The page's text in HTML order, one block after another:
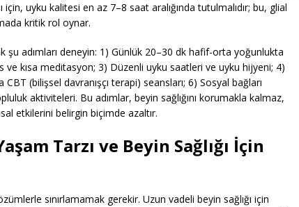
uyku kalitesi en az 7–8 saat aralığında tutulmalıdır; bu, glial
kritik rol oynar.
şu adımları deneyin: 1) Günlük 20–30 dk hafif-orta yoğunlukta
kısa meditasyon; 3) Düzenli uyku saatleri ve uyku hijyeni; 4)
(bilişsel davranışçı terapi) seansları; 6) Sosyal bağları
aktiviteleri. Bu adımlar, beyin sağlığını korumakla kalmaz,
etkilerini belirgin biçimde azaltır.
Tarzı ve Beyin Sağlığı İçin
sınırlamamak gerekir. Uzun vadeli beyin sağlığı için